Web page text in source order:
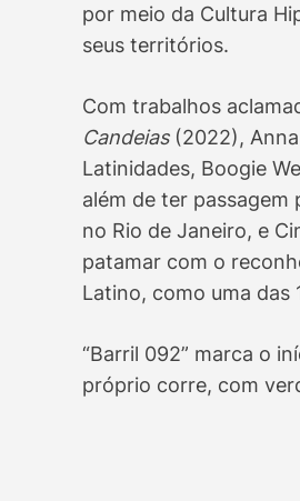
por meio da Cultura
seus territórios.
Com trabalhos
Candeias (2022),
Latinidades, Boogie
além de ter passagem
no Rio de Janeiro, e
patamar com o
Latino, como uma das
“Barril 092” marca o
próprio corre, com